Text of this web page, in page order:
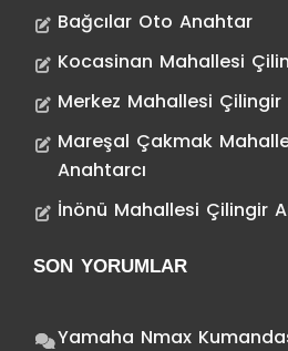
Bağcılar Oto Anahtar
Kocasinan Mahallesi
Merkez Mahallesi Çilingir
Mareşal Çakmak
Anahtarcı
İnönü Mahallesi Çilingir
SON YORUMLAR
Yamaha Nmax